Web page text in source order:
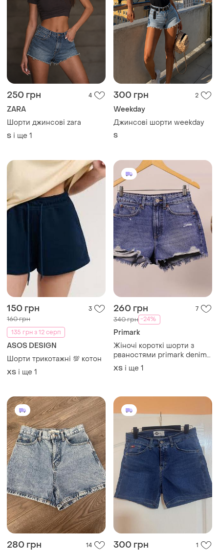
250 грн 4
ZARA
Шорти джинсові zara
S і ще 1
300 грн 2
Weekday
Джинсові шорти weekday
S
150 грн 3
160 грн
135 грн з 12 серп
ASOS DESIGN
Шорти трикотажні 💯 котон
ХS і ще 1
260 грн 7
340 грн -24%
Primark
Жіночі короткі шорти з
рваностями primark denim
co
ХS і ще 1
280 грн 14 300 грн 1